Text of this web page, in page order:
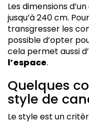
Les dimensions
jusqu’à 240 cm.
transgresser les
possible d’opter
cela permet aussi
l’espace.
Quelques
style de
Le style est un